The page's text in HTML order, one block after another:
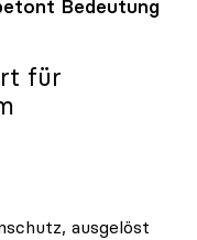
Bedeutung
für
ausgelöst